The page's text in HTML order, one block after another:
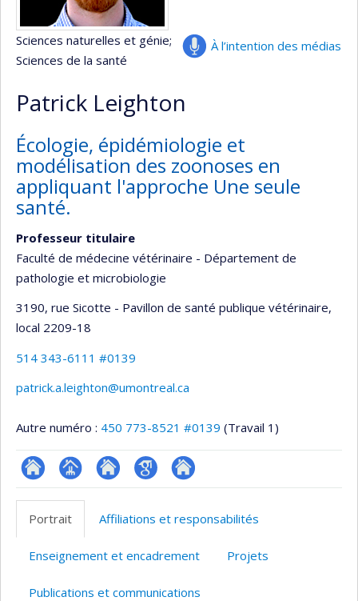
À l’intention des médias
Sciences naturelles et génie;
Sciences de la santé
Patrick Leighton
Écologie, épidémiologie et
modélisation des zoonoses en
appliquant l'approche Une seule
santé.
Professeur titulaire
Faculté de médecine vétérinaire - Département de
pathologie et microbiologie
3190, rue Sicotte - Pavillon de santé publique vétérinaire,
local 2209-18
514 343-6111 #0139
patrick.a.leighton@umontreal.ca
Autre numéro : 450 773-8521 #0139 (Travail 1)
ResearchGate
Page
professionnelle
(faculté,département,école)
Site
web
l’unité
recherche
GoogleAutre
web
Portrait Affiliations et responsabilités
Enseignement et encadrement Projets
Publications et communications